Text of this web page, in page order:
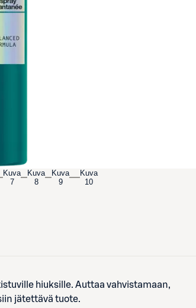
Kuva
7
Kuva
8
Kuva
9
Kuva
10
hiuksille. Auttaa vahvistamaan,
jätettävä tuote.